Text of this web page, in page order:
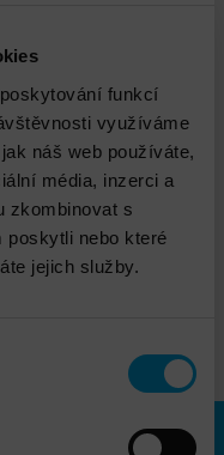
funkcí
využíváme
náš web používáte,
média, inzerci a
zkombinovat s
poskytli nebo které
jejich služby.
nabídku.
názvu A–Z
Zobrazit filtr
neplatná